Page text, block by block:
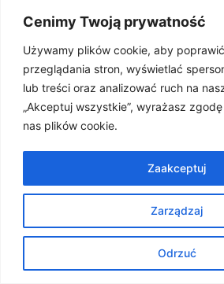
Cenimy Twoją prywatność
Używamy plików cookie, aby
przeglądania stron, wyświetlać
lub treści oraz analizować ruch na
„Akceptuj wszystkie”, wyrażasz
nas plików cookie.
Zarządzaj
Odrzuć
Zaakceptuj
Sztuczna inteligencja ulula
WELT to koreańska firma, na której
starcie widzimy górnolotne
wyleczyć świat za pomocą […]
Prawa autorskie © 2026 Znosne
Motyw Astra